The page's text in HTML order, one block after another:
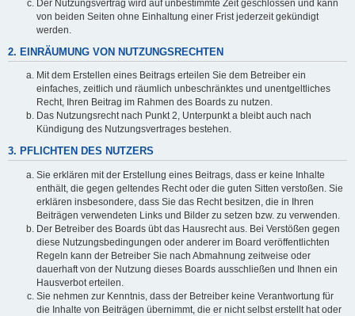
Der Nutzungsvertrag wird auf unbestimmte Zeit geschlossen und kann
von beiden Seiten ohne Einhaltung einer Frist jederzeit gekündigt
werden.
2. EINRÄUMUNG VON NUTZUNGSRECHTEN
Mit dem Erstellen eines Beitrags erteilen Sie dem Betreiber ein
einfaches, zeitlich und räumlich unbeschränktes und unentgeltliches
Recht, Ihren Beitrag im Rahmen des Boards zu nutzen.
Das Nutzungsrecht nach Punkt 2, Unterpunkt a bleibt auch nach
Kündigung des Nutzungsvertrages bestehen.
3. PFLICHTEN DES NUTZERS
Sie erklären mit der Erstellung eines Beitrags, dass er keine Inhalte
enthält, die gegen geltendes Recht oder die guten Sitten verstoßen. Sie
erklären insbesondere, dass Sie das Recht besitzen, die in Ihren
Beiträgen verwendeten Links und Bilder zu setzen bzw. zu verwenden.
Der Betreiber des Boards übt das Hausrecht aus. Bei Verstößen gegen
diese Nutzungsbedingungen oder anderer im Board veröffentlichten
Regeln kann der Betreiber Sie nach Abmahnung zeitweise oder
dauerhaft von der Nutzung dieses Boards ausschließen und Ihnen ein
Hausverbot erteilen.
Sie nehmen zur Kenntnis, dass der Betreiber keine Verantwortung für
die Inhalte von Beiträgen übernimmt, die er nicht selbst erstellt hat oder